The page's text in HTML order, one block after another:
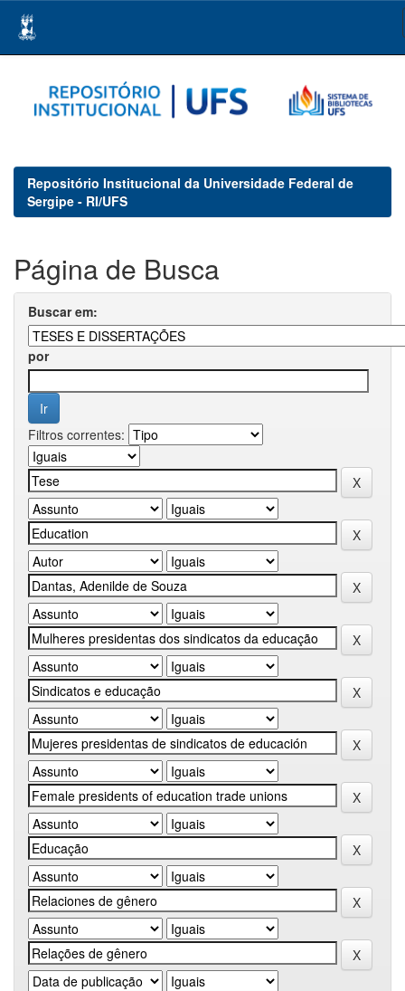
navigation
Repositório Institucional da Universidade Federal de
Sergipe - RI/UFS
Página de Busca
Buscar em:
por
Filtros correntes: